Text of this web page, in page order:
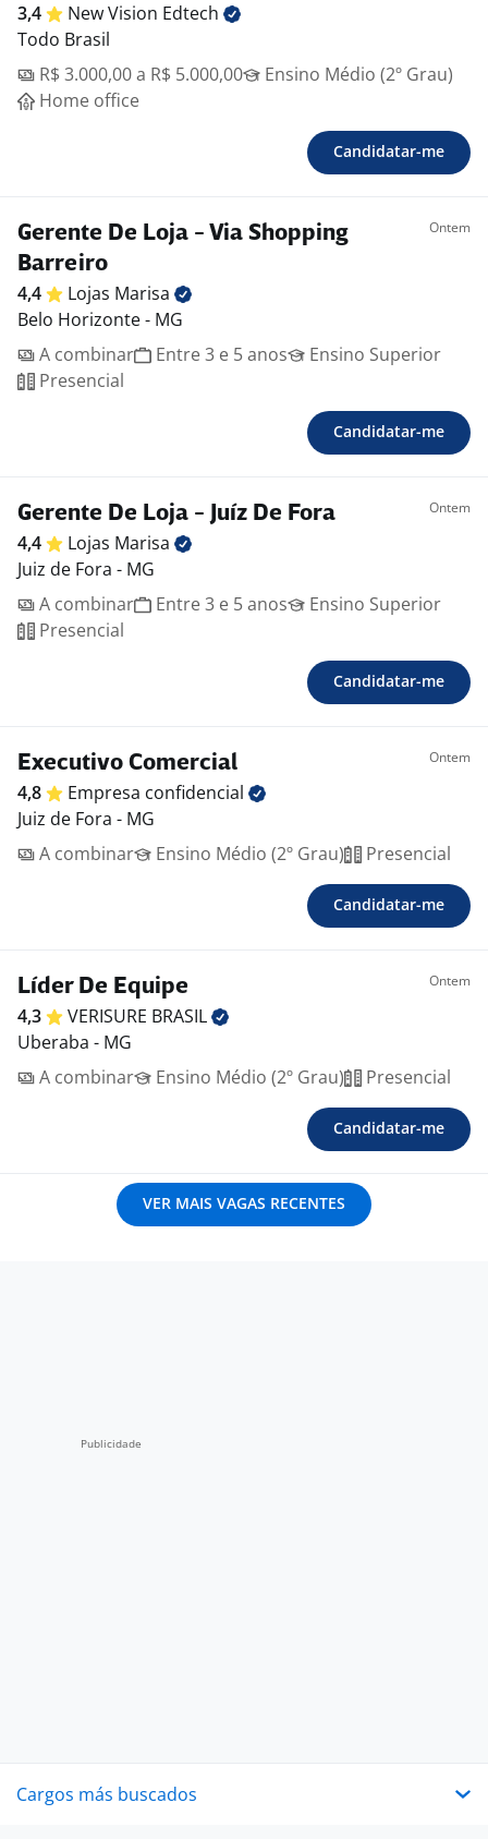
3,4 New Vision Edtech
Todo Brasil
R$ 3.000,00 a R$ 5.000,00
Ensino Médio (2º Grau)
Home office
Candidatar-me
Gerente De Loja - Via Shopping
Barreiro
Ontem
4,4 Lojas Marisa
Belo Horizonte - MG
A combinar
Entre 3 e 5 anos
Ensino Superior
Presencial
Candidatar-me
Gerente De Loja - Juíz De Fora Ontem
4,4 Lojas Marisa
Juiz de Fora - MG
A combinar
Entre 3 e 5 anos
Ensino Superior
Presencial
Candidatar-me
Executivo Comercial Ontem
4,8 Empresa confidencial
Juiz de Fora - MG
A combinar
Ensino Médio (2º Grau) Presencial
Candidatar-me
Líder De Equipe Ontem
4,3 VERISURE BRASIL
Uberaba - MG
A combinar
Ensino Médio (2º Grau) Presencial
Candidatar-me
VER MAIS VAGAS RECENTES
Cargos más buscados